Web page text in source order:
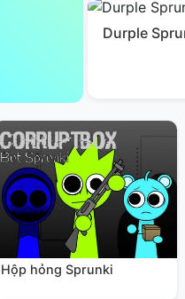
Durple
Hộp hỏng Sprunki